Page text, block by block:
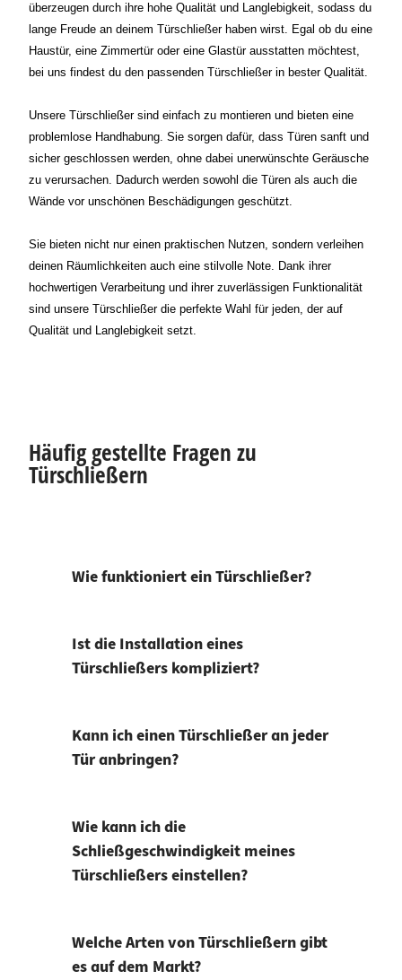
überzeugen durch ihre hohe Qualität und Langlebigkeit, sodass du
lange Freude an deinem Türschließer haben wirst. Egal ob du eine
Haustür, eine Zimmertür oder eine Glastür ausstatten möchtest,
bei uns findest du den passenden Türschließer in bester Qualität.
Unsere Türschließer sind einfach zu montieren und bieten eine
problemlose Handhabung. Sie sorgen dafür, dass Türen sanft und
sicher geschlossen werden, ohne dabei unerwünschte Geräusche
zu verursachen. Dadurch werden sowohl die Türen als auch die
Wände vor unschönen Beschädigungen geschützt.
Sie bieten nicht nur einen praktischen Nutzen, sondern verleihen
deinen Räumlichkeiten auch eine stilvolle Note. Dank ihrer
hochwertigen Verarbeitung und ihrer zuverlässigen Funktionalität
sind unsere Türschließer die perfekte Wahl für jeden, der auf
Qualität und Langlebigkeit setzt.
Häufig gestellte Fragen zu
Türschließern
Wie funktioniert ein Türschließer?
Ist die Installation eines
Türschließers kompliziert?
Kann ich einen Türschließer an jeder
Tür anbringen?
Wie kann ich die
Schließgeschwindigkeit meines
Türschließers einstellen?
Welche Arten von Türschließern gibt
es auf dem Markt?